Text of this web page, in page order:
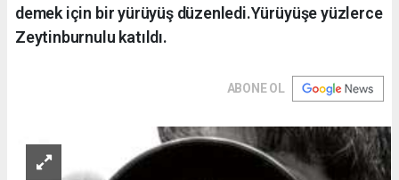
demek için bir yürüyüş düzenledi.Yürüyüşe yüzlerce
Zeytinburnulu katıldı.
ABONE OL